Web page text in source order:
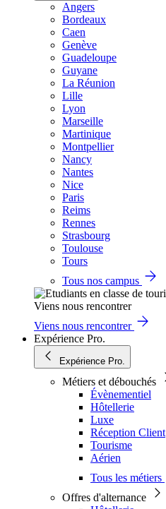
Angers
Bordeaux
Caen
Genève
Guadeloupe
Guyane
La Réunion
Lille
Lyon
Marseille
Martinique
Montpellier
Nancy
Nantes
Nice
Paris
Reims
Rennes
Strasbourg
Toulouse
Tours
Tous nos campus
Viens nous rencontrer
Viens nous rencontrer
Expérience Pro.
Expérience Pro.
Métiers et débouchés
Évènementiel
Hôtellerie
Luxe
Réception Client
Tourisme
Aérien
Tous les métiers
Offres d'alternance